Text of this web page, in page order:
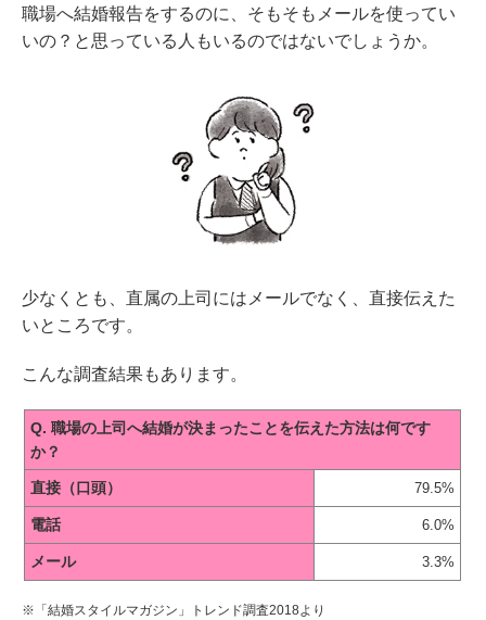
職場へ結婚報告をするのに、そもそもメールを使ってい
いの？と思っている人もいるのではないでしょうか。
少なくとも、直属の上司にはメールでなく、直接伝えた
いところです。
こんな調査結果もあります。
Q. 職場の上司へ結婚が決まったことを伝えた方法は何です
か？
直接（口頭） 79.5%
電話 6.0%
メール 3.3%
※「結婚スタイルマガジン」トレンド調査2018より